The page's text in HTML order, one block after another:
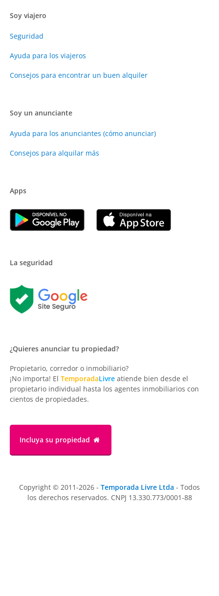
Soy viajero
Seguridad
Ayuda para los viajeros
Consejos para encontrar un buen alquiler
Soy un anunciante
Ayuda para los anunciantes (cómo anunciar)
Consejos para alquilar más
Apps
La seguridad
¿Quieres anunciar tu propiedad?
Propietario, corredor o inmobiliario?
¡No importa! El TemporadaLivre atiende bien desde el
propietario individual hasta los agentes inmobiliarios con
cientos de propiedades.
Incluya su propiedad
Copyright © 2011-2026 - Temporada Livre Ltda - Todos
los derechos reservados. CNPJ 13.330.773/0001-88